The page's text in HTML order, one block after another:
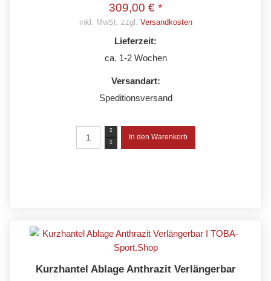
309,00 € *
inkl. MwSt. zzgl. Versandkosten
Lieferzeit:
ca. 1-2 Wochen
Versandart:
Speditionsversand
Kurzhantel Ablage Anthrazit Verlängerbar